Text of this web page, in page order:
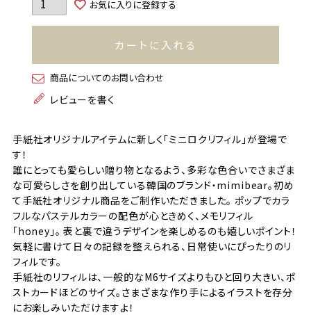
お気に入りに登録する
カートに入れる
商品についてのお問い合わせ
レビューを書く
手紙社オリジナルアイテムに新しく「ミニロクリフィル」が登場で
す！
誰にとっても愛らしい贈り物となるよう、多彩な色合いでさまざま
な可愛らしさを創り出している韓国のブランド・mimibear。初め
て手紙社オリジナル商品をご制作いただきました。 ポップでカラ
フルなパステルカラーの配色が心ときめく、メモリフィル
「honey」。 表と裏で違うデザインを楽しめるのも嬉しいポイント！
気軽に書けて日々の記録を整えられる、日常使いにぴったりのリ
フィルです。
手紙社のリフィルは、一般的なM6サイズよりもひと回り大きい、ポ
ストカードほどのサイズ。さまざまな作り手によるイラストを存分
にお楽しみいただけますよ！